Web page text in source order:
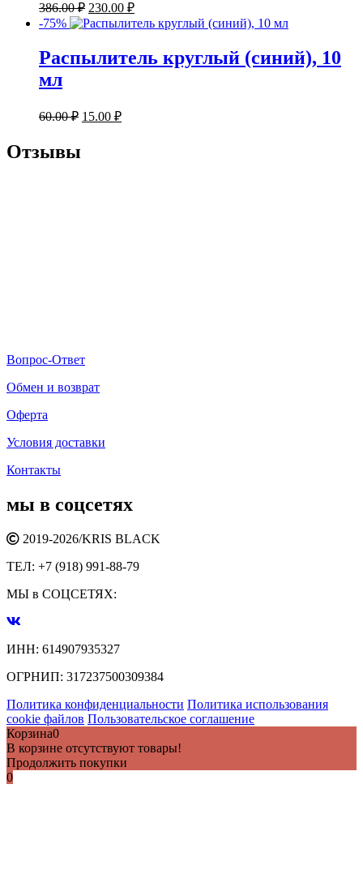
386.00₽ 230.00 ₽
-75%
Распылитель круглый (синий), 10
мл
60.00₽ 15.00 ₽
Отзывы
Вопрос-Ответ
Обмен и возврат
Оферта
Условия доставки
Контакты
мы в соцсетях
2019-2026/KRIS BLACK
ТЕЛ: +7 (918) 991-88-79
МЫ в СОЦСЕТЯХ:
ИНН: 614907935327
ОГРНИП: 317237500309384
Политика конфиденциальности Политика использования
cookie файлов Пользовательское соглашение
Корзина0
В корзине отсутствуют товары!
Продолжить покупки
0